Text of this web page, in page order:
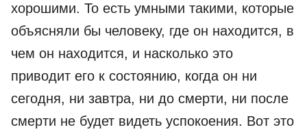
хорошими. То есть умными такими, которые
объясняли бы человеку, где он находится, в
чем он находится, и насколько это
приводит его к состоянию, когда он ни
сегодня, ни завтра, ни до смерти, ни после
смерти не будет видеть успокоения. Вот это